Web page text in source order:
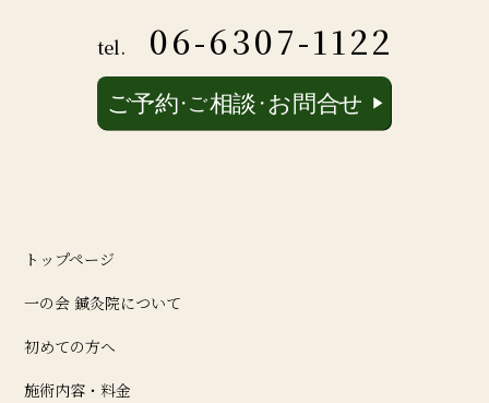
tel. 06-6307-1122
トップページ
一の会 鍼灸院について
初めての方へ
施術内容・料金